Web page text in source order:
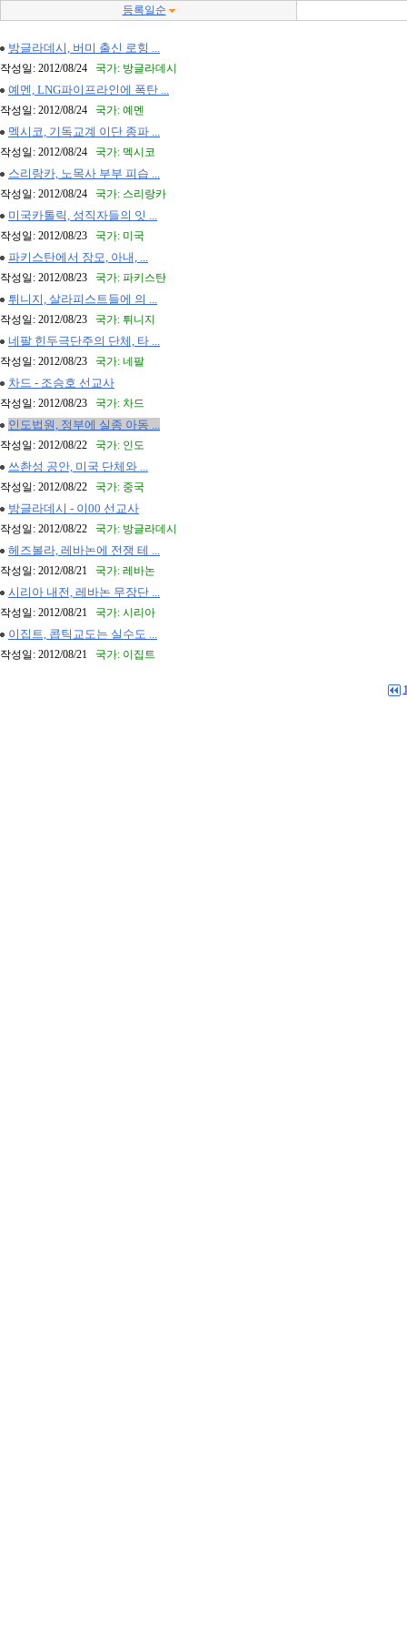
등록일순
방글라데시, 버미 출신 로힝 ...
작성일: 2012/08/24 국가: 방글라데시
예멘, LNG파이프라인에 폭탄 ...
작성일: 2012/08/24 국가: 예멘
멕시코, 기독교계 이단 종파 ...
작성일: 2012/08/24 국가: 멕시코
스리랑카, 노목사 부부 피습 ...
작성일: 2012/08/24 국가: 스리랑카
미국카톨릭, 성직자들의 잇 ...
작성일: 2012/08/23 국가: 미국
파키스탄에서 장모, 아내, ...
작성일: 2012/08/23 국가: 파키스탄
튀니지, 살라피스트들에 의 ...
작성일: 2012/08/23 국가: 튀니지
네팔 힌두극단주의 단체, 타 ...
작성일: 2012/08/23 국가: 네팔
차드 - 조승호 선교사
작성일: 2012/08/23 국가: 차드
인도법원, 정부에 실종 아동 ...
작성일: 2012/08/22 국가: 인도
쓰촨성 공안, 미국 단체와 ...
작성일: 2012/08/22 국가: 중국
방글라데시 - 이00 선교사
작성일: 2012/08/22 국가: 방글라데시
헤즈볼라, 레바논에 전쟁 테 ...
작성일: 2012/08/21 국가: 레바논
시리아 내전, 레바논 무장단 ...
작성일: 2012/08/21 국가: 시리아
이집트, 콥틱교도는 실수도 ...
작성일: 2012/08/21 국가: 이집트